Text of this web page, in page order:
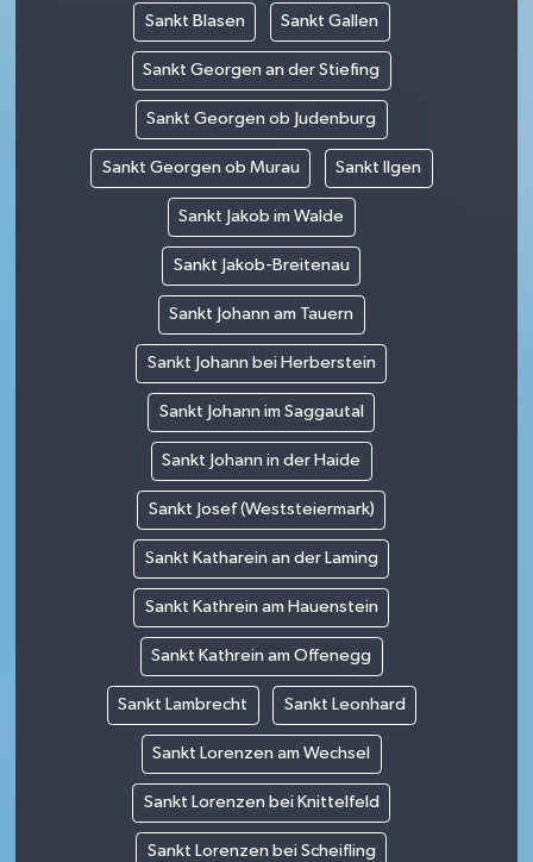
Sankt Blasen Sankt Gallen
Sankt Georgen an der Stiefing
Sankt Georgen ob Judenburg
Sankt Georgen ob Murau Sankt Ilgen
Sankt Jakob im Walde
Sankt Jakob-Breitenau
Sankt Johann am Tauern
Sankt Johann bei Herberstein
Sankt Johann im Saggautal
Sankt Johann in der Haide
Sankt Josef (Weststeiermark)
Sankt Katharein an der Laming
Sankt Kathrein am Hauenstein
Sankt Kathrein am Offenegg
Sankt Lambrecht Sankt Leonhard
Sankt Lorenzen am Wechsel
Sankt Lorenzen bei Knittelfeld
Sankt Lorenzen bei Scheifling